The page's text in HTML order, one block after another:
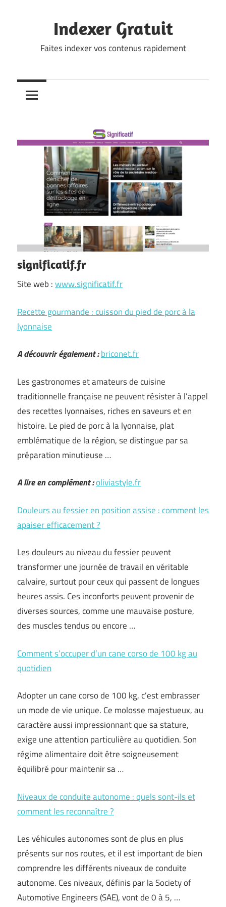
Indexer Gratuit
Faites indexer vos contenus rapidement
significatif.fr
Site web :www.significatif.fr
Recette gourmande : cuisson du pied de porc à la
lyonnaise
A découvrir également :briconet.fr
Les gastronomes et amateurs de cuisine
traditionnelle française ne peuvent résister à l’appel
des recettes lyonnaises, riches en saveurs et en
histoire. Le pied de porc à la lyonnaise, plat
emblématique de la région, se distingue par sa
préparation minutieuse …
A lire en complément :oliviastyle.fr
Douleurs au fessier en position assise : comment les
apaiser efficacement ?
Les douleurs au niveau du fessier peuvent
transformer une journée de travail en véritable
calvaire, surtout pour ceux qui passent de longues
heures assis. Ces inconforts peuvent provenir de
diverses sources, comme une mauvaise posture,
des muscles tendus ou encore …
Comment s’occuper d’un cane corso de 100 kg au
quotidien
Adopter un cane corso de 100 kg, c’est embrasser
un mode de vie unique. Ce molosse majestueux, au
caractère aussi impressionnant que sa stature,
exige une attention particulière au quotidien. Son
régime alimentaire doit être soigneusement
équilibré pour maintenir sa …
Niveaux de conduite autonome : quels sont-ils et
comment les reconnaître ?
Les véhicules autonomes sont de plus en plus
présents sur nos routes, et il est important de bien
comprendre les différents niveaux de conduite
autonome. Ces niveaux, définis par la Society of
Automotive Engineers (SAE), vont de 0 à 5, …